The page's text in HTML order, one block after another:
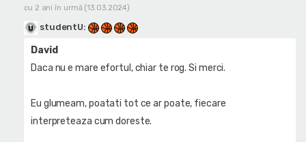
cu 2 ani în urmă (13.03.2024)
studentU:
David
Daca nu e mare efortul, chiar te rog. Si merci.
Eu glumeam, poatati tot ce ar poate, fiecare
interpreteaza cum doreste.